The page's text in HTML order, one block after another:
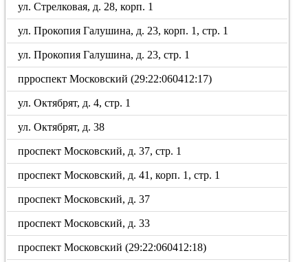
ул. Стрелковая, д. 28, корп. 1
ул. Прокопия Галушина, д. 23, корп. 1, стр. 1
ул. Прокопия Галушина, д. 23, стр. 1
прроспект Московский (29:22:060412:17)
ул. Октябрят, д. 4, стр. 1
ул. Октябрят, д. 38
проспект Московский, д. 37, стр. 1
проспект Московский, д. 41, корп. 1, стр. 1
проспект Московский, д. 37
проспект Московский, д. 33
проспект Московский (29:22:060412:18)